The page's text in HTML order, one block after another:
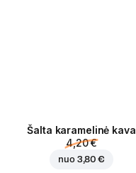
Šalta karamelinė kava
4,20 €
nuo 3,80 €